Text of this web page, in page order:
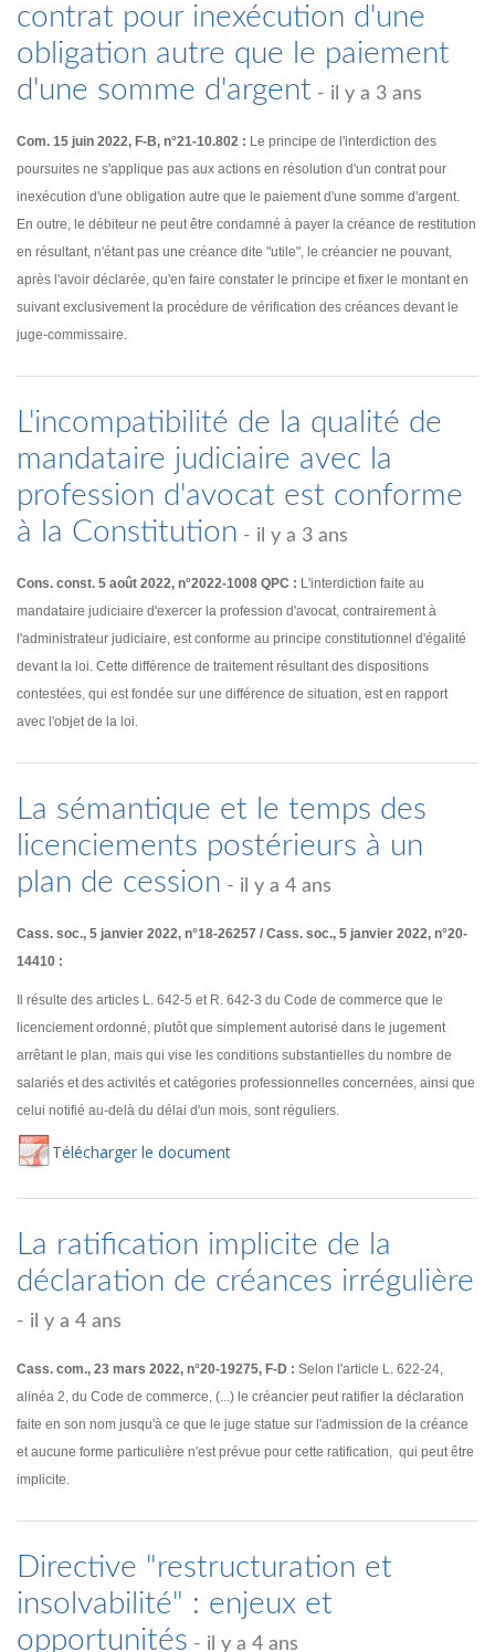
contrat pour inexécution d'une
obligation autre que le paiement
d'une somme d'argent - il y a 3 ans
Com. 15 juin 2022, F-B, n°21-10.802 : Le principe de l'interdiction des
poursuites ne s'applique pas aux actions en résolution d'un contrat pour
inexécution d'une obligation autre que le paiement d'une somme d'argent.
En outre, le débiteur ne peut être condamné à payer la créance de restitution
en résultant, n'étant pas une créance dite "utile", le créancier ne pouvant,
après l'avoir déclarée, qu'en faire constater le principe et fixer le montant en
suivant exclusivement la procédure de vérification des créances devant le
juge-commissaire.
L'incompatibilité de la qualité de
mandataire judiciaire avec la
profession d'avocat est conforme
à la Constitution - il y a 3 ans
Cons. const. 5 août 2022, n°2022-1008 QPC : L'interdiction faite au
mandataire judiciaire d'exercer la profession d'avocat, contrairement à
l'administrateur judiciaire, est conforme au principe constitutionnel d'égalité
devant la loi. Cette différence de traitement résultant des dispositions
contestées, qui est fondée sur une différence de situation, est en rapport
avec l'objet de la loi.
La sémantique et le temps des
licenciements postérieurs à un
plan de cession - il y a 4 ans
Cass. soc., 5 janvier 2022, n°18-26257 / Cass. soc., 5 janvier 2022, n°20-
14410 :
Il résulte des articles L. 642-5 et R. 642-3 du Code de commerce que le
licenciement ordonné, plutôt que simplement autorisé dans le jugement
arrêtant le plan, mais qui vise les conditions substantielles du nombre de
salariés et des activités et catégories professionnelles concernées, ainsi que
celui notifié au-delà du délai d'un mois, sont réguliers.
Télécharger le document
La ratification implicite de la
déclaration de créances irrégulière
- il y a 4 ans
Cass. com., 23 mars 2022, n°20-19275, F-D : Selon l'article L. 622-24,
alinéa 2, du Code de commerce, (...) le créancier peut ratifier la déclaration
faite en son nom jusqu'à ce que le juge statue sur l'admission de la créance
et aucune forme particulière n'est prévue pour cette ratification, qui peut être
implicite.
Directive "restructuration et
insolvabilité" : enjeux et
opportunités - il y a 4 ans